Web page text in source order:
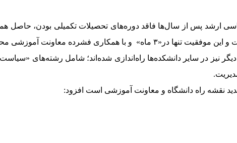
ارشد پس از سال‌ها فاقد دوره‌های تحصیلات تکمیلی بودن، حاصل
فشرده معاونت آموزشی محقق شد.
دیگر نیز در سایر دانشکده‌ها راه‌اندازی شده‌اند؛ شامل رشته‌های
نقشه راه دانشگاه و معاونت آموزشی است افزود: